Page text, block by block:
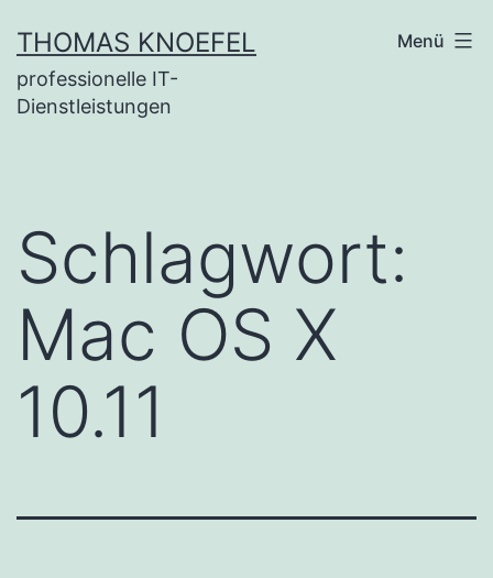
Inhalt
springen
THOMAS KNOEFEL
professionelle IT-
Dienstleistungen
Menü
Schlagwort:
Mac OS X
10.11